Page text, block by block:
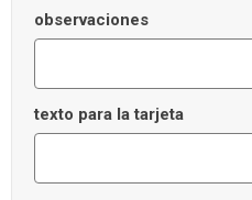
observaciones
texto para la tarjeta